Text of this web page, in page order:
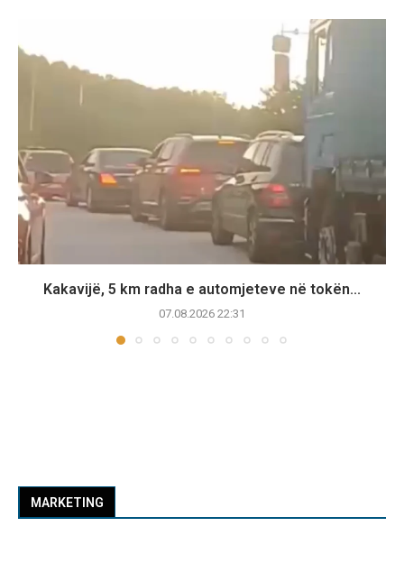
Kakavijë, 5 km radha e automjeteve në tokën...
07.08.2026 22:31
MARKETING